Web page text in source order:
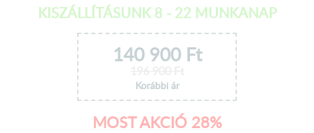
KISZÁLLÍTÁSUNK 8 - 22 MUNKANAP
140 900Ft
Korábbi ár
MOST AKCIÓ 28%